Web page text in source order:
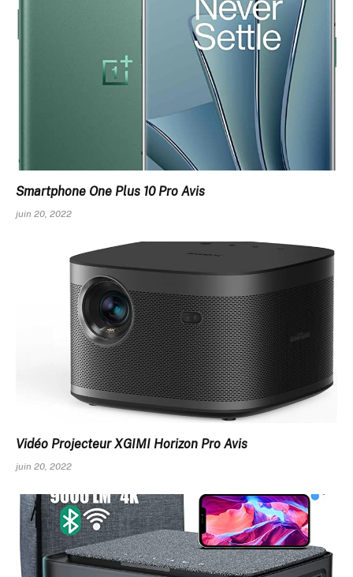
Smartphone One Plus 10 Pro Avis
juin 20, 2022
Vidéo Projecteur XGIMI Horizon Pro Avis
juin 20, 2022